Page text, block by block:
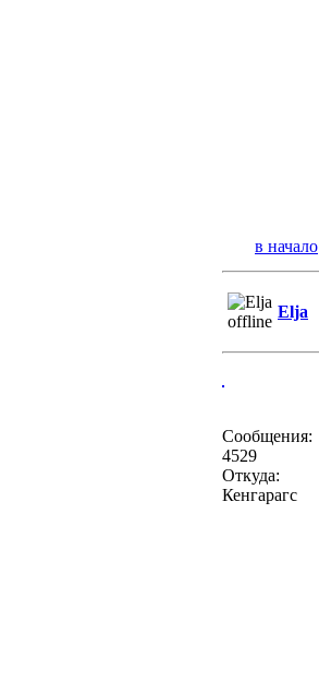
в начало
Elja
Сообщения:
4529
Откуда:
Кенгарагс